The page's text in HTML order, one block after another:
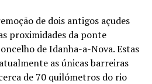
de dois antigos açudes
proximidades da ponte
de Idanha-a-Nova. Estas
as únicas barreiras
de 70 quilómetros do rio